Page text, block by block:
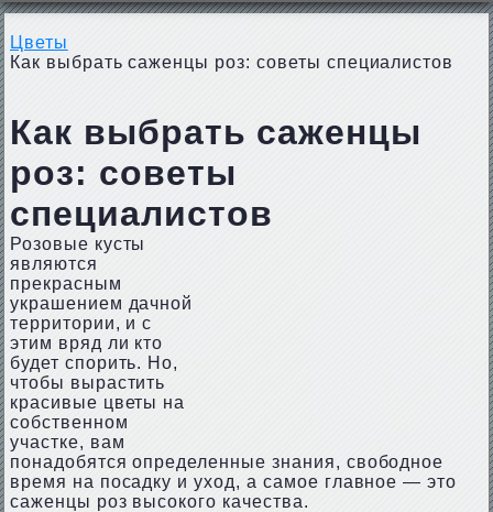
Цветы
Как выбрать саженцы роз: советы специалистов
Как выбрать саженцы
роз: советы
специалистов
Розовые кусты
являются
прекрасным
украшением дачной
территории, и с
этим вряд ли кто
будет спорить. Но,
чтобы вырастить
красивые цветы на
собственном
участке, вам
понадобятся определенные знания, свободное
время на посадку и уход, а самое главное — это
саженцы роз высокого качества.